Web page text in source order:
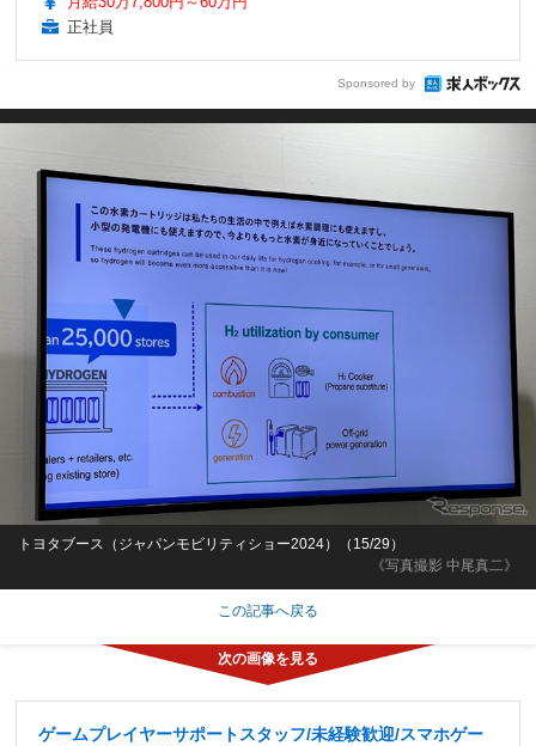
正社員
Sponsored by
《写真撮影 中尾真二》
トヨタブース（ジャパンモビリティショー2024）（15/29）
この記事へ戻る
ゲームプレイヤーサポートスタッフ/未経験歓迎/スマホゲー